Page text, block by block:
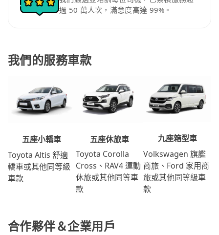
過 50 萬人次，滿意度高達 99%。
我們的服務車款
五座小轎車
Toyota Altis 舒適
轎車或其他同等級
車款
五座休旅車
Toyota Corolla
Cross、RAV4 運動
休旅或其他同等車
款
九座箱型車
Volkswagen 旗艦
商旅、Ford 家用商
旅或其他同等級車
款
合作夥伴＆企業用戶